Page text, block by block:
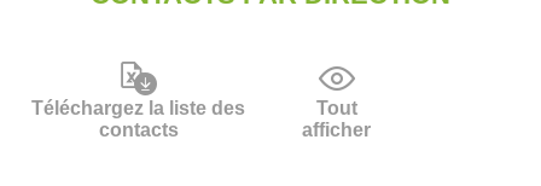
Téléchargez la liste des
contacts
Tout
afficher